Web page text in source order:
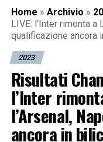
Home » Archivio »
LIVE: l’Inter rimonta a
qualificazione ancora
2023
Risultati
l’Inter
l’Arsenal,
ancora in